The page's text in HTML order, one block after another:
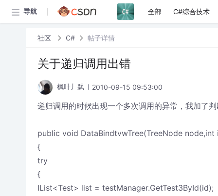
导航 全部 C#综合技术
社区 C# 帖子详情
关于递归调用出错
枫叶丿飘 2010-09-15 09:53:00
递归调用的时候出现一个多次调用的异常，我加了
public void DataBindtvwTree(TreeNode node,int
{
try
{
IList<Test> list = testManager.GetTest3ById(id);